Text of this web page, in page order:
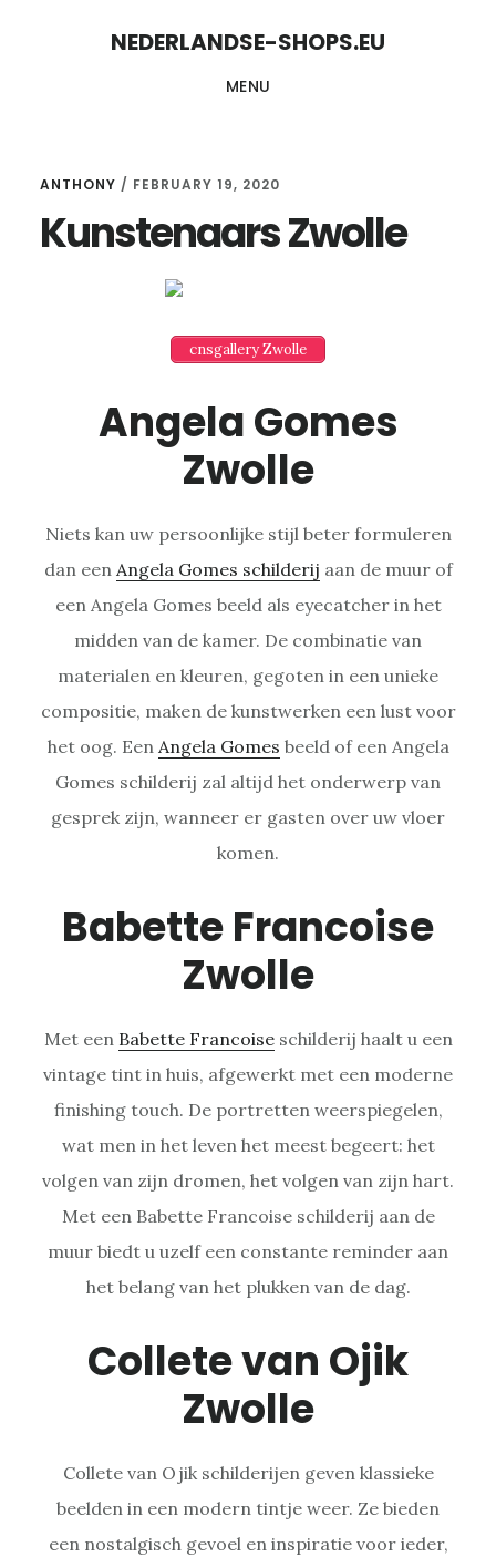
NEDERLANDSE-SHOPS.EU
MENU
ANTHONY / FEBRUARY 19, 2020
Kunstenaars Zwolle
cnsgallery Zwolle
Angela Gomes
Zwolle
Niets kan uw persoonlijke stijl beter formuleren
dan een Angela Gomes schilderij aan de muur of
een Angela Gomes beeld als eyecatcher in het
midden van de kamer. De combinatie van
materialen en kleuren, gegoten in een unieke
compositie, maken de kunstwerken een lust voor
het oog. Een Angela Gomes beeld of een Angela
Gomes schilderij zal altijd het onderwerp van
gesprek zijn, wanneer er gasten over uw vloer
komen.
Babette Francoise
Zwolle
Met een Babette Francoiseschilderij haalt u een
vintage tint in huis, afgewerkt met een moderne
finishing touch. De portretten weerspiegelen,
wat men in het leven het meest begeert: het
volgen van zijn dromen, het volgen van zijn hart.
Met een Babette Francoise schilderij aan de
muur biedt u uzelf een constante reminder aan
het belang van het plukken van de dag.
Collete van Ojik
Zwolle
Collete van Ojik schilderijen geven klassieke
beelden in een modern tintje weer. Ze bieden
een nostalgisch gevoel en inspiratie voor ieder,